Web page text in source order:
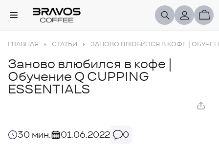
ГЛАВНАЯ СТАТЬИ ЗАНОВО ВЛЮБИЛСЯ В КОФЕ |
Заново влюбился в кофе |
Обучение Q CUPPING
ESSENTIALS
30 мин. 01.06.2022 0